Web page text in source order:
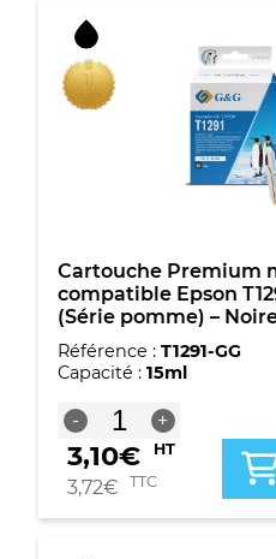
C13T12924012
-
(Série
pomme)
Cartouche Premium
compatible Epson
(Série pomme) –
Référence : T1291-GG
Capacité : 15ml
-
quantité
de
Cartouche
Premium
G&G
+
3,10€ HT
3,72€ TTC